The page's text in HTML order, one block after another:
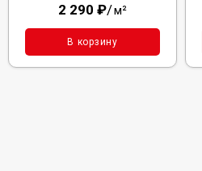
2 290 ₽/м²
В корзину